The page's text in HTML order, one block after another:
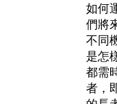
如何
們將
不同
是怎
都需
者，